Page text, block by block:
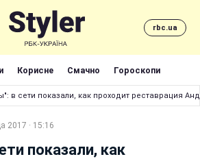
rbc.ua
Корисне Смачно Гороскопи
в сети показали, как проходит реставрация
2017 · 15:16
показали, как